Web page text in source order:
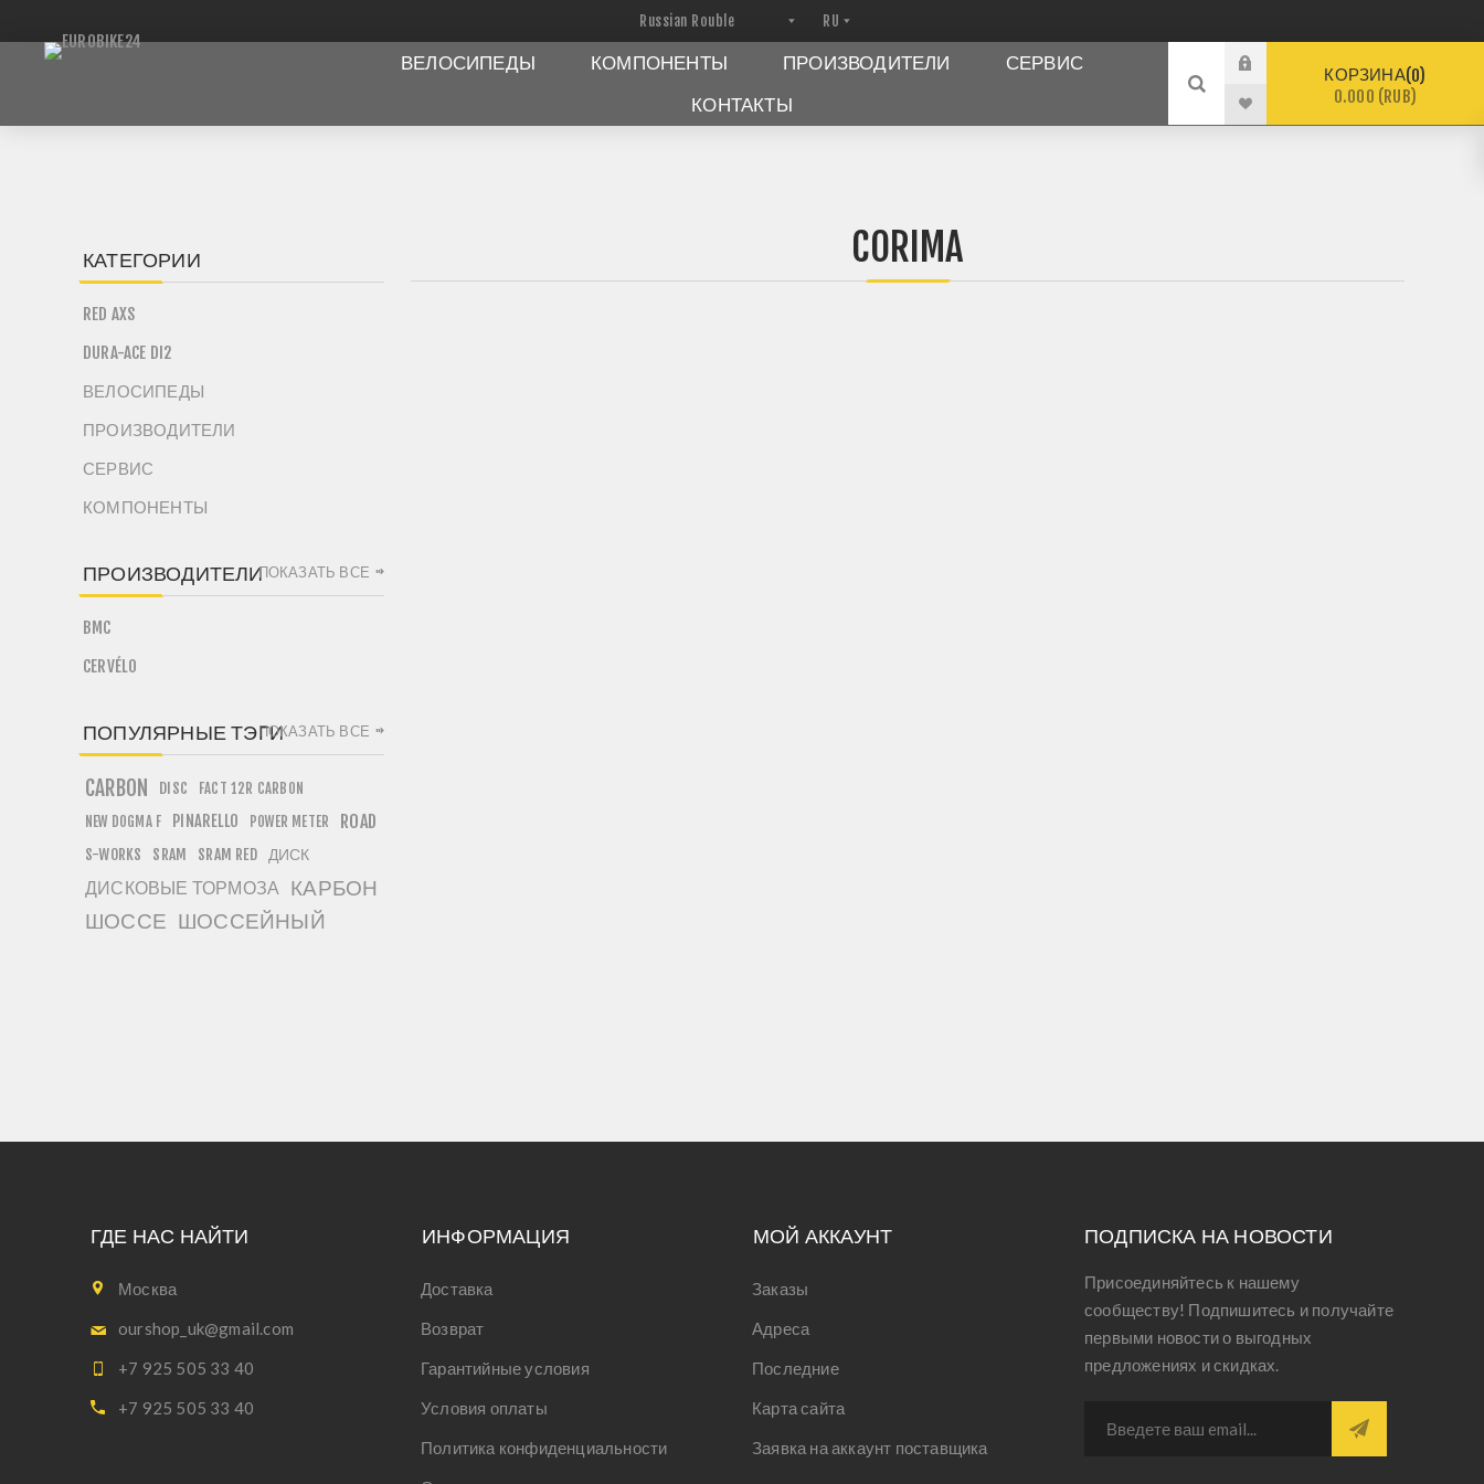
ВЕЛОСИПЕДЫ КОМПОНЕНТЫ ПРОИЗВОДИТЕЛИ
СЕРВИС
КОНТАКТЫ
КОРЗИНА 0
0.000 (RUB)
CORIMA
КАТЕГОРИИ
RED AXS
DURA-ACE DI2
ВЕЛОСИПЕДЫ
ПРОИЗВОДИТЕЛИ
СЕРВИС
КОМПОНЕНТЫ
ПРОИЗВОДИТЕЛИ
BMC
CERVÉLO
ПОКАЗАТЬ ВСЕ
ПОПУЛЯРНЫЕ ТЭГИ
CARBON DISC
FACT 12R CARBON
NEW DOGMA F
PINARELLO POWER METER ROAD
S-WORKS SRAM SRAM RED ДИСК
ДИСКОВЫЕ ТОРМОЗА КАРБОН
ШОССЕ ШОССЕЙНЫЙ
ПОКАЗАТЬ ВСЕ
ГДЕ НАС НАЙТИ
Москва
ourshop_uk@gmail.com
+7 925 505 33 40
+7 925 505 33 40
ИНФОРМАЦИЯ
Доставка
Возврат
Гарантийные условия
Условия оплаты
Политика конфиденциальности
МОЙ АККАУНТ
Заказы
Адреса
Последние
Карта сайта
Заявка на аккаунт поставщика
ПОДПИСКА НА НОВОСТИ
Присоединяйтесь к нашему
сообществу! Подпишитесь и получайте
первыми новости о выгодных
предложениях и скидках.